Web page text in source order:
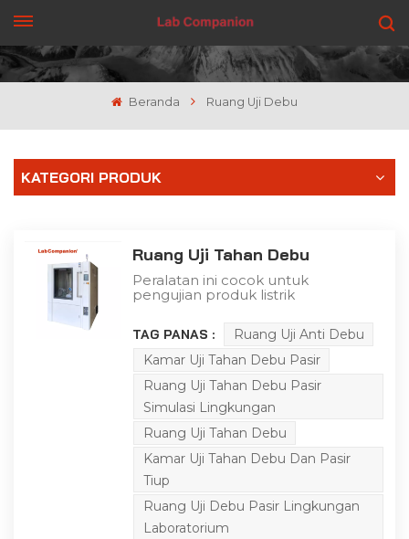
DAPATKAN PENAWARAN
Beranda Ruang Uji Debu
KATEGORI PRODUK
Ruang Uji Tahan Debu
Peralatan ini cocok untuk
pengujian produk listrik
sepeda motor, segel
untuk mencegah debu
pasir masuk ke segel dan
cangkang di lingkungan
berpasir dan berdebu.
Untuk menguji produk
elektronik dan listrik,
mobil, suku cadang
sepeda motor, segel di
lingkungan berpasir
dalam kinerja
penggunaan,
penyimpanan, dan
transportasi.
TAG PANAS :
Ruang Uji Anti Debu
Kamar Uji Tahan Debu Pasir
Ruang Uji Tahan Debu Pasir
Simulasi Lingkungan
Ruang Uji Tahan Debu
Kamar Uji Tahan Debu Dan Pasir
Tiup
Ruang Uji Debu Pasir Lingkungan
Laboratorium